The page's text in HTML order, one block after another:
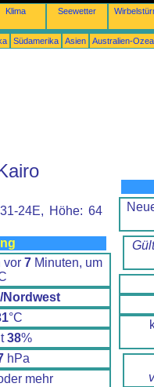
Klima Seewetter
Südamerika Asien Australien-
24E, Höhe: 64
vor 7Minuten, um
Nordwest
°C
38%
hPa
mehr